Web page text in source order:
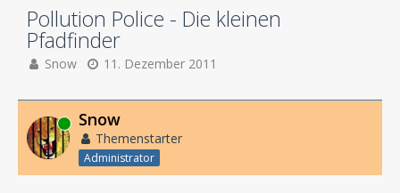
Pollution Police - Die kleinen
Pfadfinder
Snow 11. Dezember 2011
Online Snow
Themenstarter
Administrator